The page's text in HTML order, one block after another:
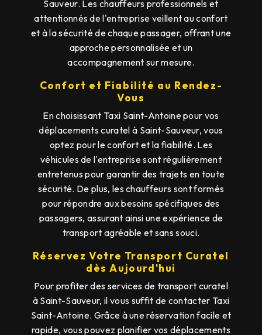
Sauveur. Les chauffeurs professionnels et
attentionnés de l'entreprise veillent au confort
et à la sécurité de chaque passager, offrant une
approche personnalisée et un
accompagnement sur mesure.
Confort et Fiabilité au Rendez-
Vous
En choisissant Taxi Saint-Antoine pour vos
déplacements curatel à Saint-Sauveur, vous
optez pour le confort et la fiabilité. Les
véhicules de l'entreprise sont régulièrement
entretenus pour garantir des trajets en toute
sécurité. De plus, les chauffeurs sont formés
pour répondre aux besoins spécifiques des
passagers, assurant ainsi une expérience de
transport agréable et sans souci.
Réservez Votre Transport Curatel
dès Aujourd'hui
Pour profiter des services de transport curatel
à Saint-Sauveur, il vous suffit de contacter Taxi
Saint-Antoine. Grâce à une réservation facile et
rapide, vous pouvez planifier vos déplacements